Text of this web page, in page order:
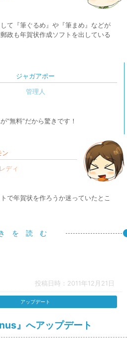
て『筆ぐるめ』や『筆まめ』などが
政も年賀状作成ソフトを出している
ジャガアポー
“無料”だから驚きです！
ン
で年賀状を作ろうか迷っていたとこ
を 読 む
投稿日時：2011年12月21日
』へアップデート
アップデート